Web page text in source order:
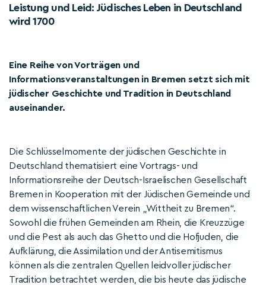
Leistung und Leid: Jüdisches Leben in Deutschland
wird 1700
Eine Reihe von Vorträgen und
Informationsveranstaltungen in Bremen setzt sich mit
jüdischer Geschichte und Tradition in Deutschland
auseinander.
Die Schlüsselmomente der jüdischen Geschichte in
Deutschland thematisiert eine Vortrags- und
Informationsreihe der Deutsch-Israelischen Gesellschaft
Bremen in Kooperation mit der Jüdischen Gemeinde und
dem wissenschaftlichen Verein „Wittheit zu Bremen“.
Sowohl die frühen Gemeinden am Rhein, die Kreuzzüge
und die Pest als auch das Ghetto und die Hofjuden, die
Aufklärung, die Assimilation und der Antisemitismus
können als die zentralen Quellen leidvoller jüdischer
Tradition betrachtet werden, die bis heute das jüdische